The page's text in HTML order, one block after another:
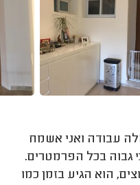
עבודה ואני אשמח
גבוה בכל הפרמטרים.
הוא הגיע בזמן כמו